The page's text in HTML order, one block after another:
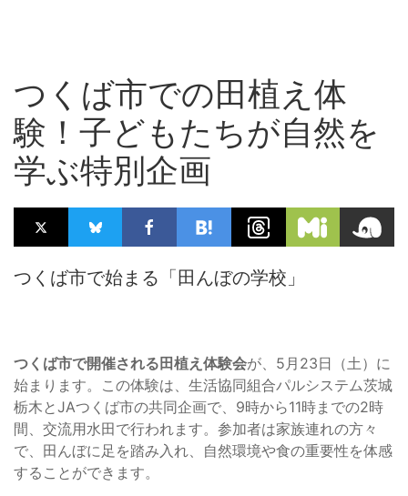
つくば市での田植え体
験！子どもたちが自然を
学ぶ特別企画
つくば市で始まる「田んぼの学校」
つくば市で開催される田植え体験会が、5月23日（土）に
始まります。この体験は、生活協同組合パルシステム茨城
栃木とJAつくば市の共同企画で、9時から11時までの2時
間、交流用水田で行われます。参加者は家族連れの方々
で、田んぼに足を踏み入れ、自然環境や食の重要性を体感
することができます。